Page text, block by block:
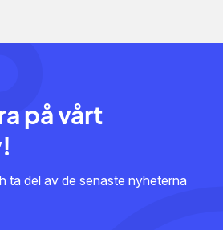
på vårt
ta del av de senaste nyheterna